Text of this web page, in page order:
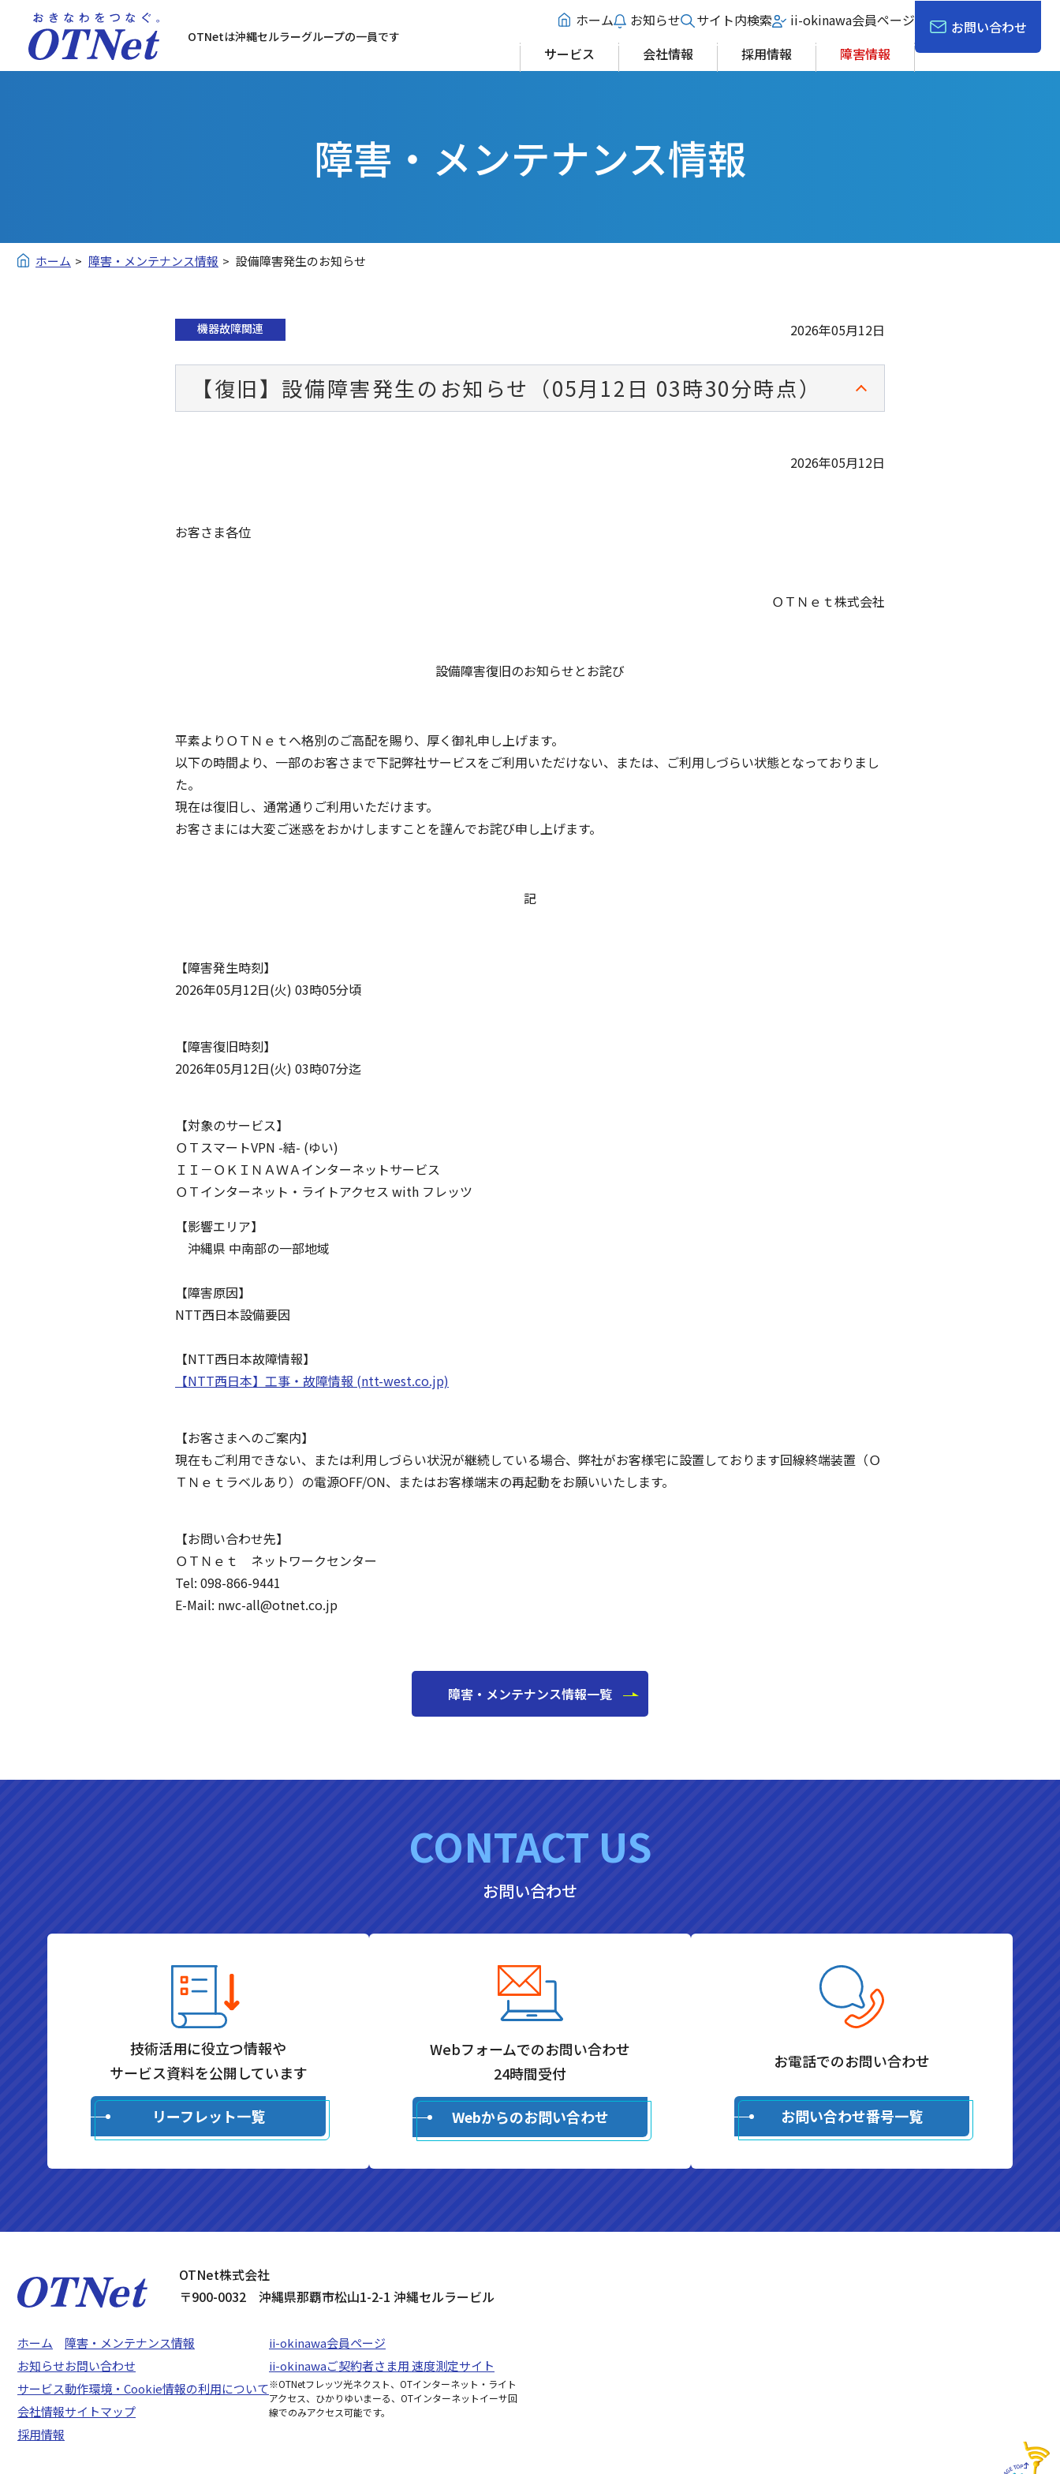
OTNetは沖縄セルラーグループの一員です
ホーム お知らせ サイト内検索
ii-okinawa会員ページ
サービス
会社情報 採用情報 障害情報
お問い合わせ
障害・メンテナンス情報
ホーム 障害・メンテナンス情報 設備障害発生のお知らせ
機器故障関連 2026年05月12日
【復旧】設備障害発生のお知らせ（05月12日 03時30分時点）
2026年05月12日
お客さま各位
ＯＴＮｅｔ株式会社
設備障害復旧のお知らせとお詫び
平素よりＯＴＮｅｔへ格別のご高配を賜り、厚く御礼申し上げます。
以下の時間より、一部のお客さまで下記弊社サービスをご利用いただけない、または、ご利用しづらい状態となっておりまし
た。
現在は復旧し、通常通りご利用いただけます。
お客さまには大変ご迷惑をおかけしますことを謹んでお詫び申し上げます。
記
【障害発生時刻】
2026年05月12日(火) 03時05分頃
【障害復旧時刻】
2026年05月12日(火) 03時07分迄
【対象のサービス】
ＯＴスマートVPN -結- (ゆい)
ＩＩ－ＯＫＩＮＡＷＡインターネットサービス
ＯＴインターネット・ライトアクセス with フレッツ
【影響エリア】
沖縄県 中南部の一部地域
【障害原因】
NTT西日本設備要因
【NTT西日本故障情報】
【NTT西日本】工事・故障情報 (ntt-west.co.jp)
【お客さまへのご案内】
現在もご利用できない、または利用しづらい状況が継続している場合、弊社がお客様宅に設置しております回線終端装置（Ｏ
ＴＮｅｔラベルあり）の電源OFF/ON、またはお客様端末の再起動をお願いいたします。
【お問い合わせ先】
ＯＴＮｅｔ ネットワークセンター
Tel: 098-866-9441
E-Mail: nwc-all@otnet.co.jp
障害・メンテナンス情報一覧
CONTACT US
お問い合わせ
技術活用に役立つ情報や
サービス資料を公開しています
リーフレット一覧
Webフォームでのお問い合わせ
24時間受付
Webからのお問い合わせ
お電話でのお問い合わせ
お問い合わせ番号一覧
OTNet株式会社
〒900-0032 沖縄県那覇市松山1-2-1 沖縄セルラービル
ホーム
お知らせ
サービス
会社情報
採用情報
障害・メンテナンス情報
お問い合わせ
動作環境・Cookie情報の利用について
サイトマップ
ii-okinawa会員ページ
ii-okinawaご契約者さま用 速度測定サイト
※OTNetフレッツ光ネクスト、OTインターネット・ライト
アクセス、ひかりゆいまーる、OTインターネットイーサ回
線でのみアクセス可能です。